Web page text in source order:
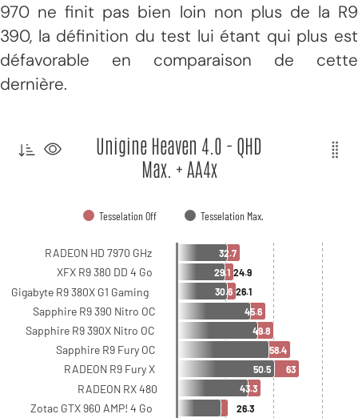
970 ne finit pas bien loin non plus de la R9
390, la définition du test lui étant qui plus est
défavorable en comparaison de cette
dernière.